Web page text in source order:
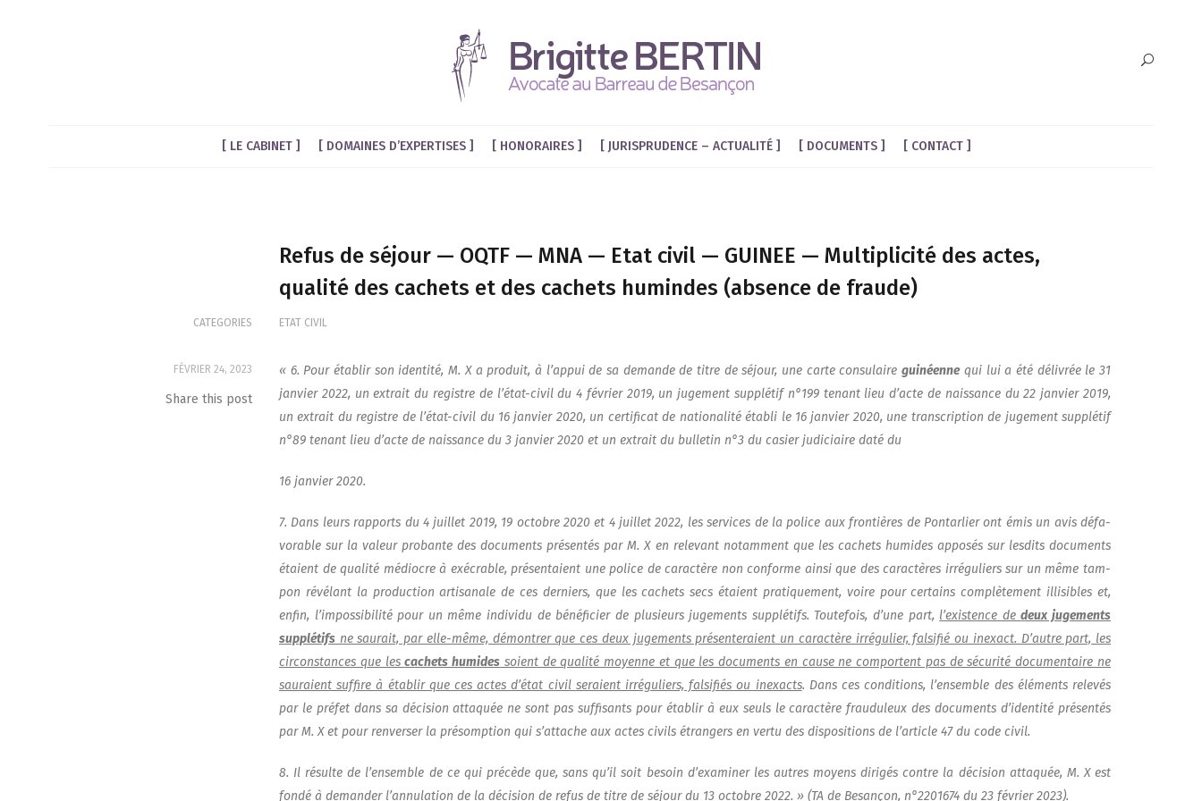
LE CABINET DOMAINES D’EXPERTISES HONORAIRES JURISPRUDENCE – ACTUALITÉ DOCUMENTS CONTACT
Refus de séjour — OQTF — MNA — Etat civil — GUINEE — Multiplicité des actes,
qualité des cachets et des cachets humindes (absence de fraude)
CATEGORIES ETAT CIVIL
FÉVRIER 24, 2023
Share this post
« 6. Pour éta­blir son iden­ti­té, M. X a pro­duit, à l’appui de sa demande de titre de séjour, une carte consu­lairegui­néennequi lui a été déli­vrée le 31
jan­vier 2022, un extrait du registre de l’é­tat-civil du 4 février 2019, un juge­ment sup­plé­tif n°199 tenant lieu d’acte de nais­sance du 22 jan­vier 2019,
un extrait du registre de l’é­tat-civil du 16 jan­vier 2020, un cer­ti­fi­cat de natio­na­li­té éta­bli le 16 jan­vier 2020, une trans­crip­tion de juge­ment sup­plé­tif
n°89 tenant lieu d’acte de nais­sance du 3 jan­vier 2020 et un extrait du bul­le­tin n°3 du casier judi­ciaire daté du
16 jan­vier 2020.
7. Dans leurs rap­ports du 4 juillet 2019, 19 octobre 2020 et 4 juillet 2022, les ser­vices de la police aux fron­tières de Pon­tar­lier ont émis un avis défa­
vo­rable sur la valeur pro­bante des docu­ments pré­sen­tés par M. X en rele­vant notam­ment que les cachets humides appo­sés sur les­dits docu­ments
étaient de qua­li­té médiocre à exé­crable, pré­sen­taient une police de carac­tère non conforme ain­si que des carac­tères irré­gu­liers sur un même tam­
pon révé­lant la pro­duc­tion arti­sa­nale de ces der­niers, que les cachets secs étaient pra­ti­que­ment, voire pour cer­tains com­plè­te­ment illi­sibles et,
enfin, l’impossibilité pour un même indi­vi­du de béné­fi­cier de plu­sieurs juge­ments sup­plé­tifs. Tou­te­fois, d’une part, l’existence dedeux juge­ments
sup­plé­tifs ne sau­rait, par elle-même, démon­trer que ces deux juge­ments pré­sen­te­raient un carac­tère irré­gu­lier, fal­si­fié ou inexact. D’autre part, les
cir­cons­tances que lescachets humides soient de qua­li­té moyenne et que les docu­ments en cause ne com­portent pas de sécu­ri­té docu­men­taire ne
sau­raient suf­fire à éta­blir que ces actes d’état civil seraient irré­gu­liers, fal­si­fiés ou inexacts. Dans ces condi­tions, l’ensemble des élé­ments rele­vés
par le pré­fet dans sa déci­sion atta­quée ne sont pas suf­fi­sants pour éta­blir à eux seuls le carac­tère frau­du­leux des docu­ments d’identité pré­sen­tés
par M. X et pour ren­ver­ser la pré­somp­tion qui s’attache aux actes civils étran­gers en ver­tu des dis­po­si­tions de l’article 47 du code civil.
8. Il résulte de l’ensemble de ce qui pré­cède que, sans qu’il soit besoin d’examiner les autres moyens diri­gés contre la déci­sion atta­quée, M. X est
fon­dé à deman­der l’annulation de la déci­sion de refus de titre de séjour du 13 octobre 2022. » (TA de Besan­çon, n°2201674 du 23 février 2023).